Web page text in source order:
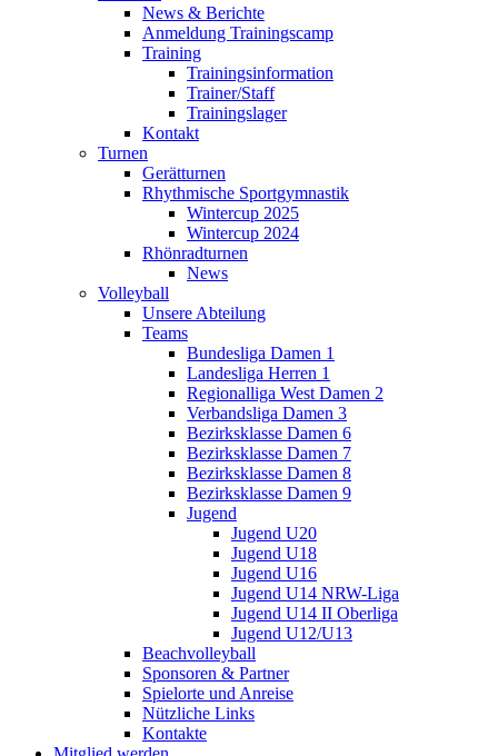
News & Berichte
Anmeldung Trainingscamp
Training
Trainingsinformation
Trainer/Staff
Trainingslager
Kontakt
Turnen
Gerätturnen
Rhythmische Sportgymnastik
Wintercup 2025
Wintercup 2024
Rhönradturnen
News
Volleyball
Unsere Abteilung
Teams
Bundesliga Damen 1
Landesliga Herren 1
Regionalliga West Damen 2
Verbandsliga Damen 3
Bezirksklasse Damen 6
Bezirksklasse Damen 7
Bezirksklasse Damen 8
Bezirksklasse Damen 9
Jugend
Jugend U20
Jugend U18
Jugend U16
Jugend U14 NRW-Liga
Jugend U14 II Oberliga
Jugend U12/U13
Beachvolleyball
Sponsoren & Partner
Spielorte und Anreise
Nützliche Links
Kontakte